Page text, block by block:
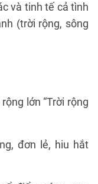
và tinh tế cả tình
(trời rộng, sông
lớn “Trời rộng
đơn lẻ, hiu hắt